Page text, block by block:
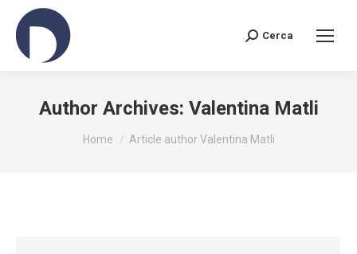
Search:
Cerca
Author Archives: Valentina Matli
You are here:
Home Article author Valentina Matli